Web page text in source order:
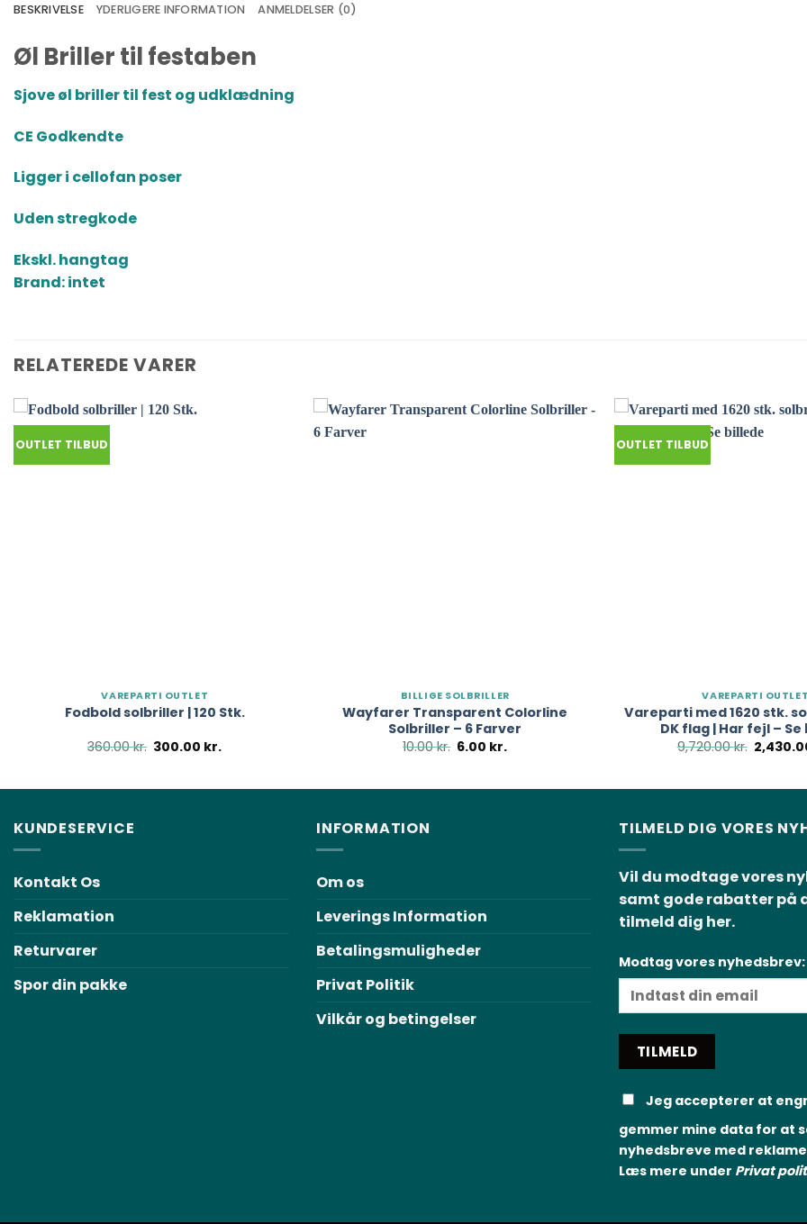
BESKRIVELSE YDERLIGERE INFORMATION ANMELDELSER (0)
Øl Briller til festaben
Sjove øl briller til fest og udklædning
CE Godkendte
Ligger i cellofan poser
Uden stregkode
Ekskl. hangtag
Brand: intet
RELATEREDE VARER
OUTLET TILBUD
VAREPARTI OUTLET
Fodbold solbriller | 120 Stk.
360.00kr. Den
300.00 kr.Den
BILLIGE SOLBRILLER
Wayfarer Transparent Colorline
Solbriller – 6 Farver
10.00kr. Den
6.00 kr.Den
OUTLET TILBUD
VAREPARTI OUTLET
Vareparti med 1620 stk.
DK flag | Har fejl –
9,720.00kr. Den
KUNDESERVICE
Kontakt Os
Reklamation
Returvarer
Spor din pakke
INFORMATION
Om os
Leverings Information
Betalingsmuligheder
Privat Politik
Vilkår og betingelser
TILMELD DIG VORES
Vil du modtage vores
samt gode rabatter på
tilmeld dig her.
Modtag vores nyhedsbrev:
Jeg accepterer at
gemmer mine data for at
nyhedsbreve med
Læs mere under Privat